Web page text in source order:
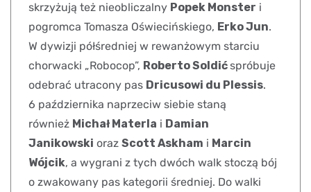
skrzyżują też nieobliczalny Popek Monster i
pogromca Tomasza Oświecińskiego, Erko Jun.
W dywizji półśredniej w rewanżowym starciu
chorwacki „Robocop”, Roberto Soldićspróbuje
odebrać utracony pas Dricusowi du Plessis.
6 października naprzeciw siebie staną
również Michał Materla i Damian
Janikowski oraz Scott Askham i Marcin
Wójcik, a wygrani z tych dwóch walk stoczą bój
o zwakowany pas kategorii średniej. Do walki